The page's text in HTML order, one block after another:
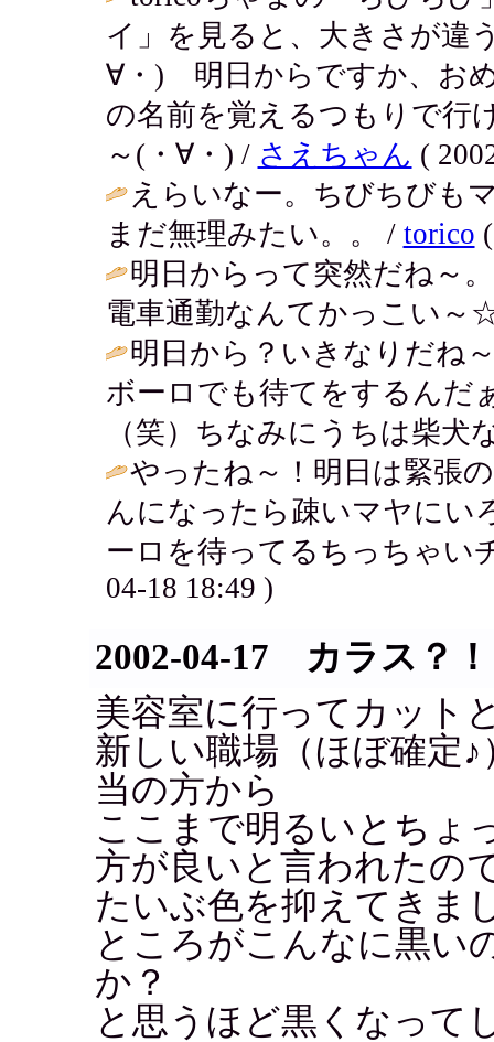
イ」を見ると、大きさが違
∀・) 明日からですか、お
の名前を覚えるつもりで
～(・∀・) / さえちゃん (
えらいなー。ちびちびも
まだ無理みたい。。 / torico
明日からって突然だね～
電車通勤なんてかっこい
明日から？いきなりだね
ボーロでも待てをするんだ
（笑）ちなみにうちは柴犬
やったね～！明日は緊張
んになったら疎いマヤにい
ーロを待ってるちっちゃい
04-18 18:49 )
2002-04-17 カラス？！
美容室に行ってカット
新しい職場（ほぼ確定
当の方から
ここまで明るいとちょ
方が良いと言われたの
たいぶ色を抑えてきま
ところがこんなに黒い
か？
と思うほど黒くなって